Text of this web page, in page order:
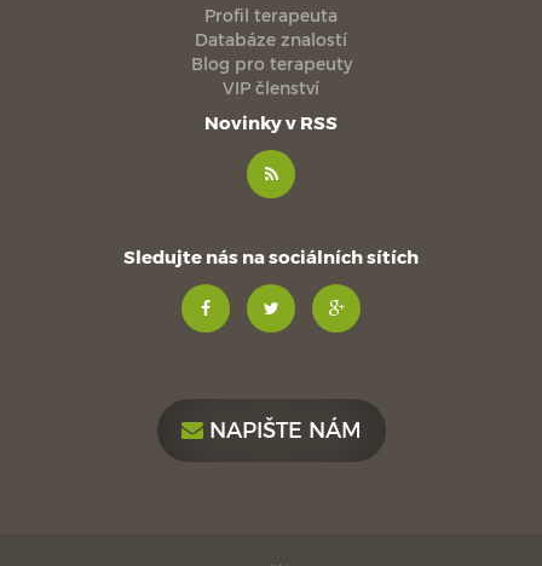
Profil terapeuta
Databáze znalostí
Blog pro terapeuty
VIP členství
Novinky v RSS
Sledujte nás na sociálních sítích
NAPIŠTE NÁM